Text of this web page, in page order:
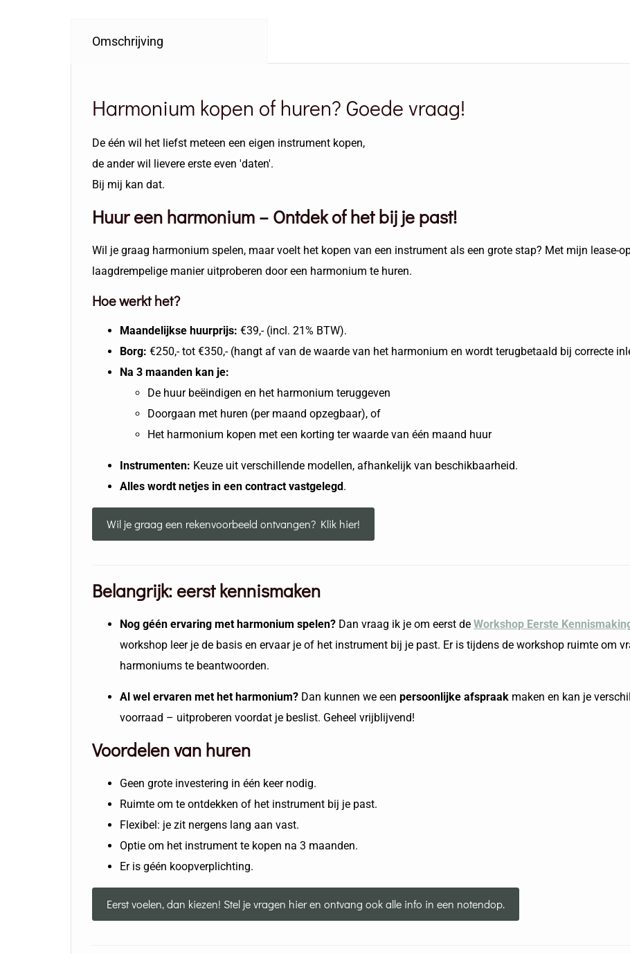
Omschrijving
Harmonium kopen of huren? Goede vraag!
De één wil het liefst meteen een eigen instrument kopen,
de ander wil lievere erste even 'daten'.
Bij mij kan dat.
Huur een harmonium – Ontdek of het bij je past!
Wil je graag harmonium spelen, maar voelt het kopen van een instrument als een grote stap? Met mijn lease-
laagdrempelige manier uitproberen door een harmonium te huren.
Hoe werkt het?
Maandelijkse huurprijs: €39,- (incl. 21% BTW).
Borg: €250,- tot €350,- (hangt af van de waarde van het harmonium en wordt terugbetaald bij correcte
Na 3 maanden kan je:
De huur beëindigen en het harmonium teruggeven
Doorgaan met huren (per maand opzegbaar), of
Het harmonium kopen met een korting ter waarde van één maand huur
Instrumenten: Keuze uit verschillende modellen, afhankelijk van beschikbaarheid.
Alles wordt netjes in een contract vastgelegd.
Wil je graag een rekenvoorbeeld ontvangen? Klik hier!
Belangrijk: eerst kennismaken
Nog géén ervaring met harmonium spelen? Dan vraag ik je om eerst de Workshop Eerste
workshop leer je de basis en ervaar je of het instrument bij je past. Er is tijdens de workshop ruimte om
harmoniums te beantwoorden.
Al wel ervaren met het harmonium? Dan kunnen we een persoonlijke afspraak maken en kan je
voorraad – uitproberen voordat je beslist. Geheel vrijblijvend!
Voordelen van huren
Geen grote investering in één keer nodig.
Ruimte om te ontdekken of het instrument bij je past.
Flexibel: je zit nergens lang aan vast.
Optie om het instrument te kopen na 3 maanden.
Er is géén koopverplichting.
Eerst voelen, dan kiezen! Stel je vragen hier en ontvang ook alle info in een notendop.